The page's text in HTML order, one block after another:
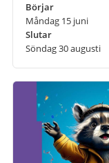
Börjar
Måndag 15 juni
Slutar
Söndag 30 augusti